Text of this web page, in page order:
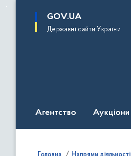
основного
GOV.UA
Державні сайти України
Агентство Аукціони